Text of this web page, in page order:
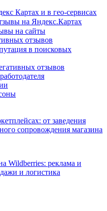
Картах и в гео-сервисах
на Яндекс.Картах
на сайты
отзывов
в поисковых
отзывов
от заведения
сопровождения магазина
Wildberries: реклама и
и логистика